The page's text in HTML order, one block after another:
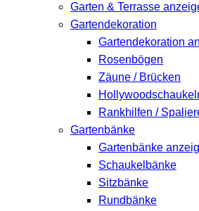
Garten & Terrasse
Gartendekoration
Gartendekoration
Rosenbögen
Zäune / Brücken
Rankhilfen /
Gartenbänke
Gartenbänke
Schaukelbänke
Sitzbänke
Rundbänke